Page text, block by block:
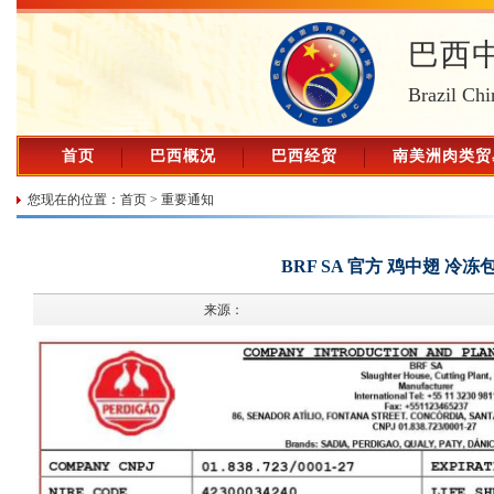
巴西
Brazil
首页 巴西概况 巴西经贸 南美洲肉类
您现在的位置： 首页 > 重要通知
BRF SA 官方 鸡中翅 冷冻
来源：